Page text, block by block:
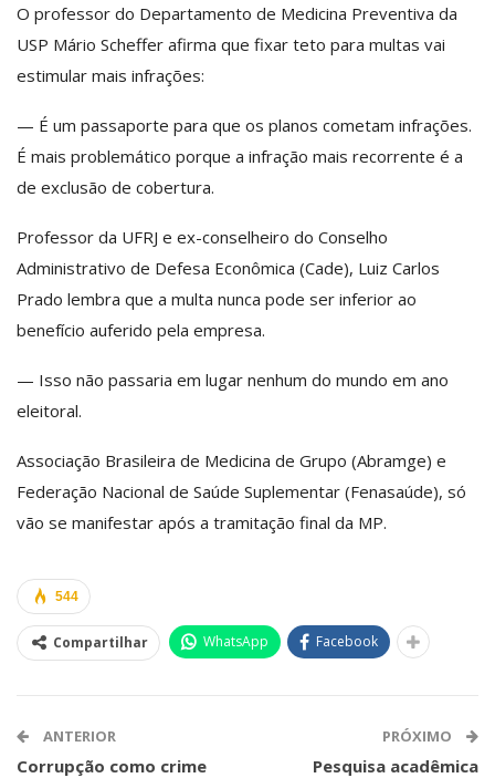
O professor do Departamento de Medicina Preventiva da
USP Mário Scheffer afirma que fixar teto para multas vai
estimular mais infrações:
— É um passaporte para que os planos cometam infrações.
É mais problemático porque a infração mais recorrente é a
de exclusão de cobertura.
Professor da UFRJ e ex-conselheiro do Conselho
Administrativo de Defesa Econômica (Cade), Luiz Carlos
Prado lembra que a multa nunca pode ser inferior ao
benefício auferido pela empresa.
— Isso não passaria em lugar nenhum do mundo em ano
eleitoral.
Associação Brasileira de Medicina de Grupo (Abramge) e
Federação Nacional de Saúde Suplementar (Fenasaúde), só
vão se manifestar após a tramitação final da MP.
544
Compartilhar WhatsApp Facebook
ANTERIOR
Corrupção como crime
PRÓXIMO
Pesquisa acadêmica